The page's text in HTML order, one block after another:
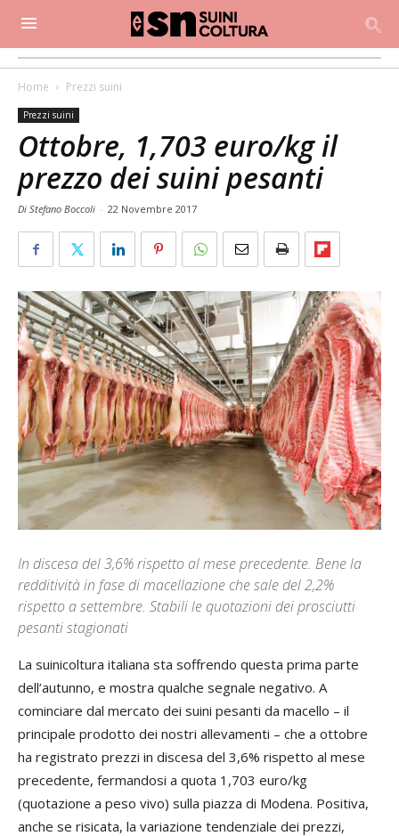
Home Prezzi suini
Prezzi suini
Ottobre, 1,703 euro/kg il
prezzo dei suini pesanti
Di Stefano Boccoli - 22 Novembre 2017
In discesa del 3,6% rispetto al mese precedente. Bene la
redditività in fase di macellazione che sale del 2,2%
rispetto a settembre. Stabili le quotazioni dei prosciutti
pesanti stagionati
La suinicoltura italiana sta soffrendo questa prima parte
dell’autunno, e mostra qualche segnale negativo. A
cominciare dal mercato dei suini pesanti da macello – il
principale prodotto dei nostri allevamenti – che a ottobre
ha registrato prezzi in discesa del 3,6% rispetto al mese
precedente, fermandosi a quota 1,703 euro/kg
(quotazione a peso vivo) sulla piazza di Modena. Positiva,
anche se risicata, la variazione tendenziale dei prezzi,